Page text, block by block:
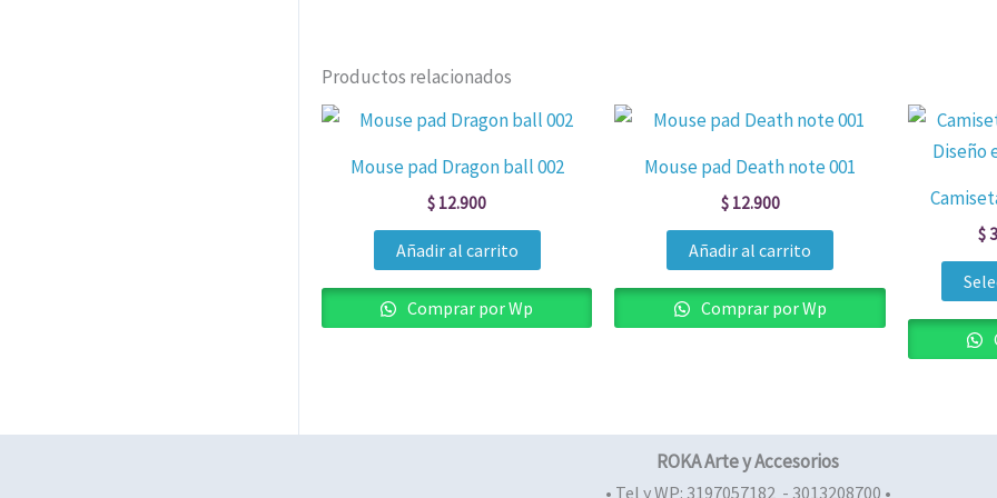
Productos relacionados
Mouse pad Dragon ball 002
$ 12.900
Añadir al carrito
Comprar por Wp
Mouse pad Death note 001
$12.900
Añadir al carrito
Comprar por Wp
$
ROKA Arte y Accesorios
• Tel y WP: 3197057182 - 3013208700 •